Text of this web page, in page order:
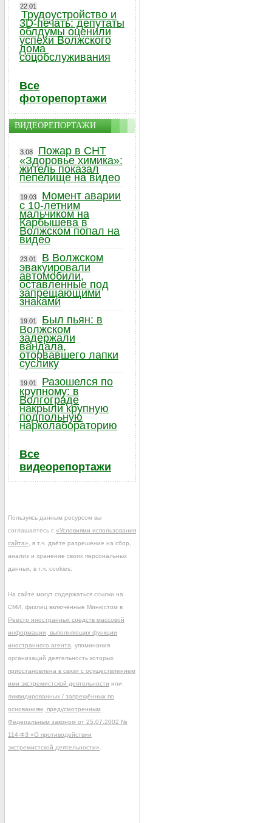
22.01
Трудоустройство и
3D-печать: депутаты
облдумы оценили
успехи Волжского
дома
соцобслуживания
Все
фоторепортажи
ВИДЕОРЕПОРТАЖИ
3.08
Пожар в СНТ
«Здоровье химика»:
житель показал
пепелище на видео
19.03
Момент аварии
с 10-летним
мальчиком на
Карбышева в
Волжском попал на
видео
23.01
В Волжском
эвакуировали
автомобили,
оставленные под
запрещающими
знаками
19.01
Был пьян: в
Волжском
задержали
вандала,
оторвавшего лапки
суслику
19.01
Разошелся по
крупному: в
Волгограде
накрыли крупную
подпольную
нарколабораторию
Все
видеорепортажи
Пользуясь данным ресурсом вы
соглашаетесь с «Условиями использования
сайта» , в т.ч. даёте разрешение на сбор,
анализ и хранение своих персональных
данных, в т.ч. cookies.
На сайте могут содержаться ссылки на
СМИ, физлиц включённые Минюстом в
Реестр иностранных средств массовой
информации, выполняющих функции
иностранного агента , упоминания
организаций деятельность которых
приостановлена в связи с осуществлением
ими экстремистской деятельности или
ликвидированных / запрещённых по
основаниям, предусмотренным
Федеральным законом от 25.07.2002 №
114-ФЗ «О противодействии
экстремистской деятельности»